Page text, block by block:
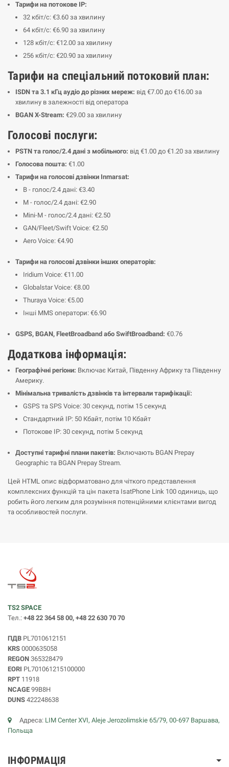
Тарифи на потокове IP:
32 кбіт/с: €3.60 за хвилину
64 кбіт/с: €6.90 за хвилину
128 кбіт/с: €12.00 за хвилину
256 кбіт/с: €20.90 за хвилину
Тарифи на спеціальний потоковий план:
ISDN та 3.1 кГц аудіо до різних мереж: від €7.00 до €16.00 за
хвилину в залежності від оператора
BGAN X-Stream: €29.00 за хвилину
Голосові послуги:
PSTN та голос/2.4 дані з мобільного: від €1.00 до €1.20 за хвилину
Голосова пошта: €1.00
Тарифи на голосові дзвінки Inmarsat:
B - голос/2.4 дані: €3.40
M - голос/2.4 дані: €2.90
Mini-M - голос/2.4 дані: €2.50
GAN/Fleet/Swift Voice: €2.50
Aero Voice: €4.90
Тарифи на голосові дзвінки інших операторів:
Iridium Voice: €11.00
Globalstar Voice: €8.00
Thuraya Voice: €5.00
Інші MMS оператори: €6.90
GSPS, BGAN, FleetBroadband або SwiftBroadband: €0.76
Додаткова інформація:
Географічні регіони: Включає Китай, Південну Африку та Південну
Америку.
Мінімальна тривалість дзвінків та інтервали тарифікації:
GSPS та SPS Voice: 30 секунд, потім 15 секунд
Стандартний IP: 50 Кбайт, потім 10 Кбайт
Потокове IP: 30 секунд, потім 5 секунд
Доступні тарифні плани пакетів: Включають BGAN Prepay
Geographic та BGAN Prepay Stream.
Цей HTML опис відформатовано для чіткого представлення
комплексних функцій та цін пакета IsatPhone Link 100 одиниць, що
робить його легким для розуміння потенційними клієнтами вигод
та особливостей послуги.
TS2 SPACE
Тел.: +48 22 364 58 00, +48 22 630 70 70
ПДВ PL7010612151
KRS 0000635058
REGON 365328479
EORI PL701061215100000
RPT 11918
NCAGE 99B8H
DUNS 422248638
Адреса: LIM Center XVI, Aleje Jerozolimskie 65/79, 00-697 Варшава,
Польща
ІНФОРМАЦІЯ